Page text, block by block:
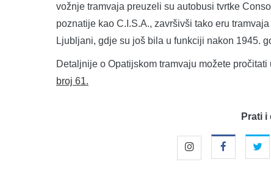
vožnje tramvaja preuzeli su autobusi tvrtke
poznatije kao C.I.S.A., završivši tako eru
Ljubljani, gdje su još bila u funkciji nakon 1945.
Detaljnije o Opatijskom tramvaju možete pročitati
broj 61.
Prati